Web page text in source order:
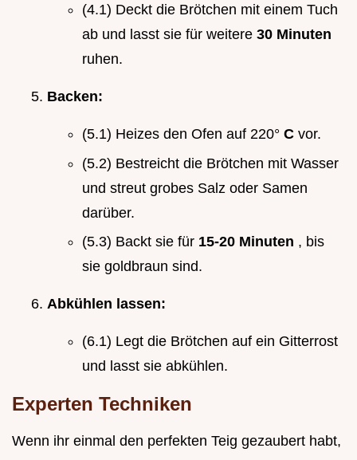
(4.1) Deckt die Brötchen mit einem Tuch
ab und lasst sie für weitere 30 Minuten
ruhen.
Backen:
(5.1) Heizes den Ofen auf 220° C vor.
(5.2) Bestreicht die Brötchen mit Wasser
und streut grobes Salz oder Samen
darüber.
(5.3) Backt sie für 15-20 Minuten , bis
sie goldbraun sind.
Abkühlen lassen:
(6.1) Legt die Brötchen auf ein Gitterrost
und lasst sie abkühlen.
Experten Techniken
Wenn ihr einmal den perfekten Teig gezaubert habt,